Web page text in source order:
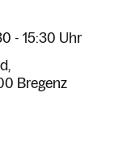
- 15:30 Uhr
Bregenz